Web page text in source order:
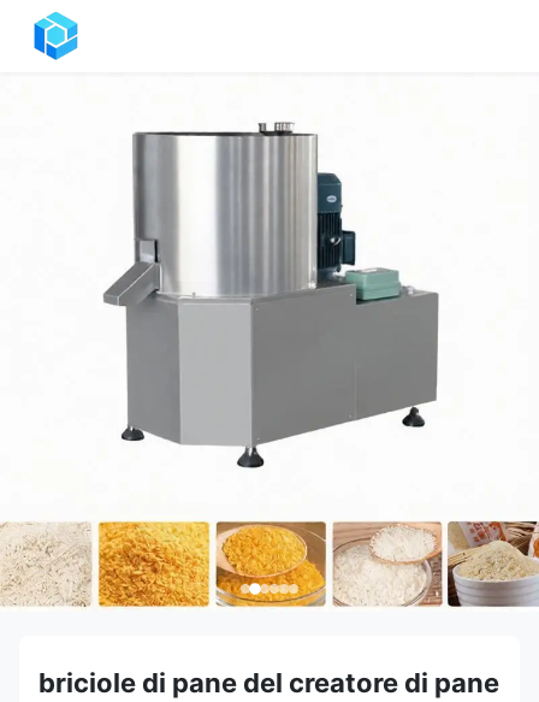
briciole di pane del creatore di pane